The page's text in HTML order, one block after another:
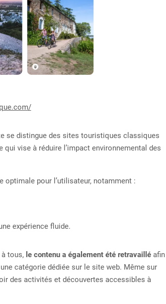
se distingue des sites touristiques classiques
qui vise à réduire l’impact environnemental des
pour l’utilisateur, notamment :
expérience fluide.
tous, le contenu a également été retravaillé afin
catégorie dédiée sur le site web. Même sur
des activités et découvertes accessibles à